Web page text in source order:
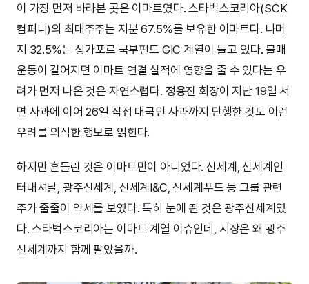
이 가장 먼저 바라본 곳은 이마트였다. 스타벅스코리아(SCK
컴퍼니)의 최대주주는 지분 67.5%를 보유한 이마트다. 나머
지 32.5%는 싱가포르 국부펀드 GIC 계열이 들고 있다. 불매
운동이 길어지면 이마트 연결 실적에 영향을 줄 수 있다는 우
려가 먼저 나온 것은 자연스럽다. 정용진 회장이 지난 19일 서
면 사과에 이어 26일 직접 대국민 사과까지 단행한 것도 이런
우려를 의식한 행보로 읽힌다.
하지만 흔들린 것은 이마트만이 아니었다. 신세계, 신세계인
터내셔날, 광주신세계, 신세계I&C, 신세계푸드 등 그룹 관련
주가 줄줄이 약세를 보였다. 특히 눈에 띈 것은 광주신세계였
다. 스타벅스코리아는 이마트 계열 이슈인데, 시장은 왜 광주
신세계까지 함께 팔았을까.